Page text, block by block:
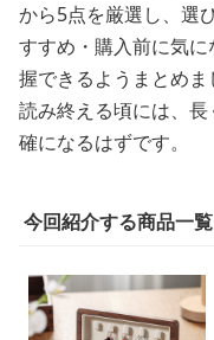
から5点を厳選し、選
すすめ・購入前に気
握できるようまとめま
読み終える頃には、
確になるはずです。
今回紹介する商品一覧